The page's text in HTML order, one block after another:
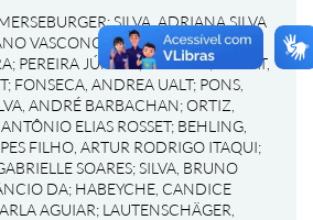
;SILVA, ADRIANA SILVA
VASCONCELOS DE ;GOMES,
; PEREIRA JÚNIOR, ALÉRCIO; BONAT,
; FONSECA, ANDREA UALT; PONS,
ANDRÉ BARBACHAN;ORTIZ,
ELIAS ROSSET; BEHLING,
FILHO, ARTUR RODRIGO ITAQUI;
SOARES;SILVA, BRUNO
DA; HABEYCHE, CANDICE
AGUIAR; LAUTENSCHÄGER,